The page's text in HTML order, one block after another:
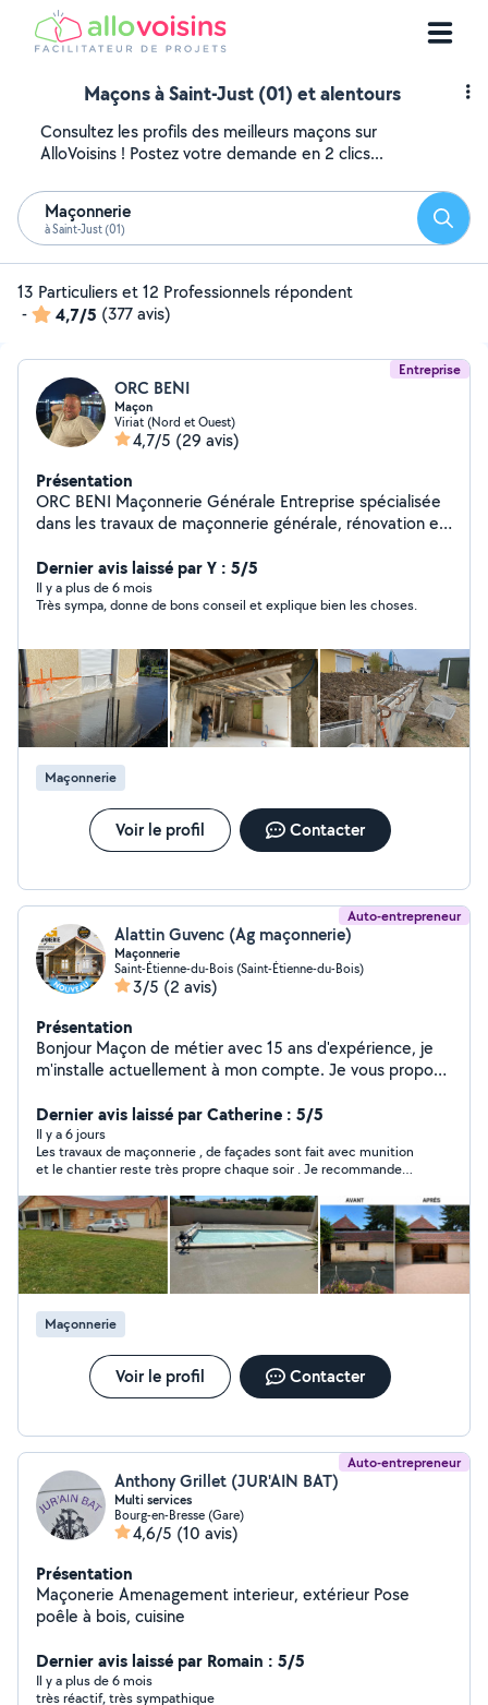
Maçons à Saint-Just (01) et alentours
Consultez les profils des meilleurs maçons sur
AlloVoisins ! Postez votre demande en 2 clics...
Maçonnerie
à Saint-Just (01)
13 Particuliers et 12 Professionnels répondent
-
4,7/5 (377 avis)
Entreprise
ORC BENI
Maçon
Viriat (Nord et Ouest)
4,7/5 (29 avis)
Présentation
ORC BENI Maçonnerie Générale Entreprise spécialisée
dans les travaux de maçonnerie générale, rénovation et
sérieux, précision et dans le respect des délais. Notre
priorité est la qualité du travail et la satisfaction de nos
clients. Déplacement rapide pour l'étude de votre
départements voisins.
Dernier avis laissé par Y : 5/5
Il y a plus de 6 mois
Très sympa, donne de bons conseil et explique bien les choses.
Maçonnerie
Voir le profil Contacter
Auto-entrepreneur
Alattin Guvenc (Ag maçonnerie)
Maçonnerie
Saint-Étienne-du-Bois (Saint-Étienne-du-Bois)
3/5 (2 avis)
Présentation
Bonjour Maçon de métier avec 15 ans d'expérience, je
m'installe actuellement à mon compte. Je vous propose
générale, rénovation et aménagements extérieurs
(dalles, terrasses, murets, ouvertures, etc.). Je me
déplace chez vous pour étudier votre projet et vous
proposer une solution adaptée à votre budget. Travail
de qualité professionnelle, sérieux et finitions soignées
garantis !
Dernier avis laissé par Catherine : 5/5
Il y a 6 jours
Les travaux de maçonnerie , de façades sont fait avec munition
et le chantier reste très propre chaque soir . Je recommande
Superbe rendu .
Maçonnerie
Voir le profil Contacter
Auto-entrepreneur
Anthony Grillet (JUR'AIN BAT)
Multi services
Bourg-en-Bresse (Gare)
4,6/5 (10 avis)
Présentation
Maçonerie Amenagement interieur, extérieur Pose
poêle à bois, cuisine
Dernier avis laissé par Romain : 5/5
Il y a plus de 6 mois
très réactif, très sympathique